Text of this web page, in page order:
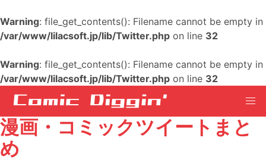
Warning: file_get_contents(): Filename cannot be empty in
/var/www/lilacsoft.jp/lib/Twitter.php on line 32
Warning: file_get_contents(): Filename cannot be empty in
/var/www/lilacsoft.jp/lib/Twitter.php on line 32
漫画・コミックツイートまと
め